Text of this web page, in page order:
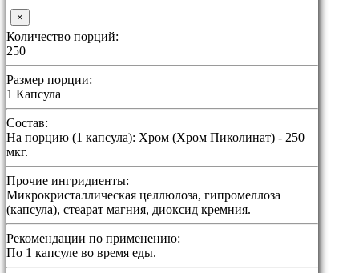
×
Количество порций:
250
Размер порции:
1 Капсула
Состав:
На порцию (1 капсула): Хром (Хром Пиколинат) - 250
мкг.
Прочие ингридиенты:
Микрокристаллическая целлюлоза, гипромеллоза
(капсула), стеарат магния, диоксид кремния.
Рекомендации по применению:
По 1 капсуле во время еды.